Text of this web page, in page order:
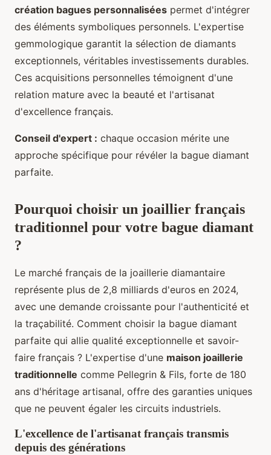
création bagues personnalisées permet d'intégrer
des éléments symboliques personnels. L'expertise
gemmologique garantit la sélection de diamants
exceptionnels, véritables investissements durables.
Ces acquisitions personnelles témoignent d'une
relation mature avec la beauté et l'artisanat
d'excellence français.
Conseil d'expert : chaque occasion mérite une
approche spécifique pour révéler la bague diamant
parfaite.
Pourquoi choisir un joaillier français
traditionnel pour votre bague diamant
?
Le marché français de la joaillerie diamantaire
représente plus de 2,8 milliards d'euros en 2024,
avec une demande croissante pour l'authenticité et
la traçabilité. Comment choisir la bague diamant
parfaite qui allie qualité exceptionnelle et savoir-
faire français ? L'expertise d'une maison joaillerie
traditionnelle comme Pellegrin & Fils, forte de 180
ans d'héritage artisanal, offre des garanties uniques
que ne peuvent égaler les circuits industriels.
L'excellence de l'artisanat français transmis
depuis des générations